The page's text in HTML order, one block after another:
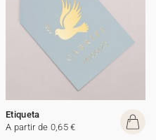
Etiqueta
A partir de 0,65 €